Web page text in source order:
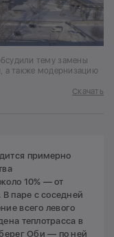
тему замены
а также модернизацию
Скачать
примерно
10% — от
паре с соседней
всего левого
теплотрасса в
Оби — по ней